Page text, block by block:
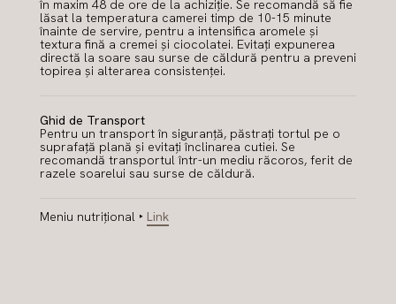
în maxim 48 de ore de la achiziție. Se recomandă să fie
lăsat la temperatura camerei timp de 10-15 minute
înainte de servire, pentru a intensifica aromele și
textura fină a cremei și ciocolatei. Evitați expunerea
directă la soare sau surse de căldură pentru a preveni
topirea și alterarea consistenței.
Ghid de Transport
Pentru un transport în siguranță, păstrați tortul pe o
suprafață plană și evitați înclinarea cutiei. Se
recomandă transportul într-un mediu răcoros, ferit de
razele soarelui sau surse de căldură.
Meniu nutrițional ‣ Link